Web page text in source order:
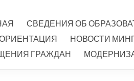
СШ 4
СВЕДЕНИЯ ОБ
НОВОСТИ
ГРАЖДАН